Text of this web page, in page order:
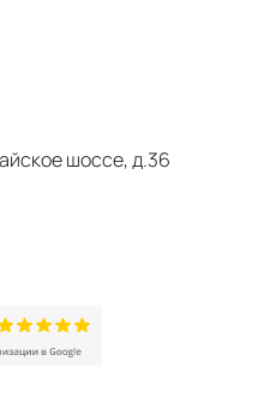
шоссе, д.36